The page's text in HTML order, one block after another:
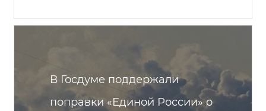
В Госдуме поддержали
поправки «Единой России» о